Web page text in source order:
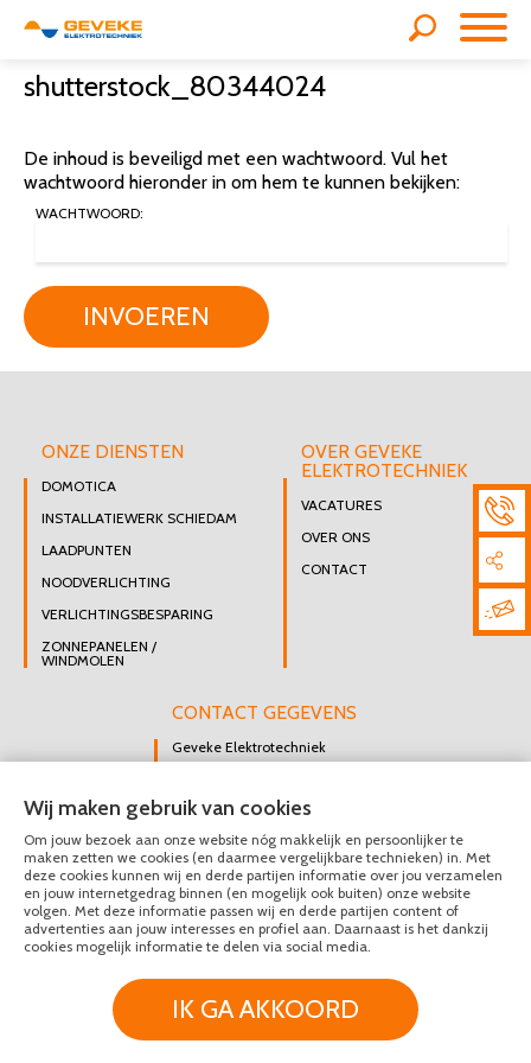
shutterstock_80344024
De inhoud is beveiligd met een wachtwoord. Vul het
wachtwoord hieronder in om hem te kunnen bekijken:
WACHTWOORD:
INVOEREN
ONZE DIENSTEN
DOMOTICA
INSTALLATIEWERK SCHIEDAM
LAADPUNTEN
NOODVERLICHTING
VERLICHTINGSBESPARING
ZONNEPANELEN /
WINDMOLEN
OVER GEVEKE
ELEKTROTECHNIEK
VACATURES
OVER ONS
CONTACT
CONTACT GEGEVENS
Geveke Elektrotechniek
3112 GK Schiedam
DIRECT CONTACT
OPNEMEN
010 426 8447
MAIL ONS
© Geveke Elektrotechniek 2020 - 2026
Algemene Voorwaarden
Wij maken gebruik van cookies
Om jouw bezoek aan onze website nóg makkelijk en persoonlijker te
maken zetten we cookies (en daarmee vergelijkbare technieken) in. Met
deze cookies kunnen wij en derde partijen informatie over jou verzamelen
en jouw internetgedrag binnen (en mogelijk ook buiten) onze website
volgen. Met deze informatie passen wij en derde partijen content of
advertenties aan jouw interesses en profiel aan. Daarnaast is het dankzij
cookies mogelijk informatie te delen via social media.
IK GA AKKOORD